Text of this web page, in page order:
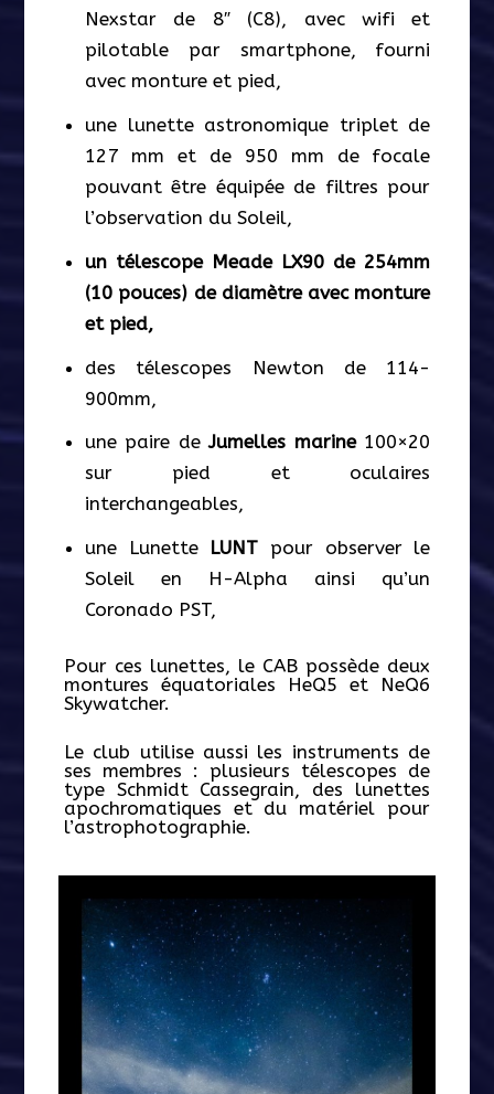
Nexstar de 8″ (C8), avec wifi et
pilotable par smartphone, fourni
avec monture et pied,
une lunette astronomique triplet de
127 mm et de 950 mm de focale
pouvant être équipée de filtres pour
l’observation du Soleil,
un télescope Meade LX90 de 254mm
(10 pouces) de diamètre avec monture
et pied,
des télescopes Newton de 114-
900mm,
une paire deJumelles marine100×20
sur pied et oculaires
interchangeables,
une Lunette LUNT pour observer le
Soleil en H-Alpha ainsi qu’un
Coronado PST,
Pour ces lunettes, le CAB possède deux
montures équatoriales HeQ5 et NeQ6
Skywatcher.
Le club utilise aussi les instruments de
ses membres : plusieurs télescopes de
type Schmidt Cassegrain, des lunettes
apochromatiques et du matériel pour
l’astrophotographie.